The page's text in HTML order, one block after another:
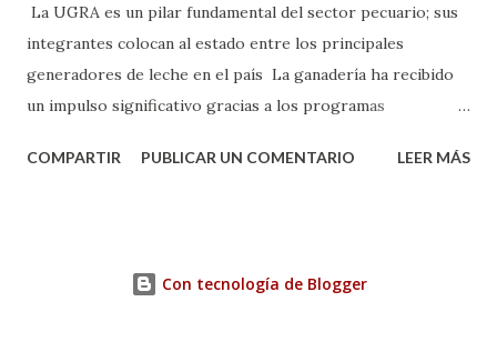
La UGRA es un pilar fundamental del sector pecuario; sus
integrantes colocan al estado entre los principales
generadores de leche en el país La ganadería ha recibido
un impulso significativo gracias a los programas
muestra de su respaldo firme y decidido al campo, la
compromiso de trabajar de la mano con los productores
COMPARTIR PUBLICAR UN COMENTARIO LEER MÁS
Con tecnología de Blogger